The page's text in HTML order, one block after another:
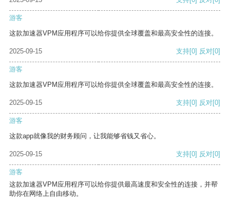
游客
这款加速器VPM应用程序可以给你提供全球覆盖和最高安全性的连接。
2025-09-15 支持[0] 反对[0]
游客
这款加速器VPM应用程序可以给你提供全球覆盖和最高安全性的连接。
2025-09-15 支持[0] 反对[0]
游客
这款app就像我的财务顾问，让我能够省钱又省心。
2025-09-15 支持[0] 反对[0]
游客
这款加速器VPM应用程序可以给你提供最高速度和安全性的连接，并帮
助你在网络上自由移动。